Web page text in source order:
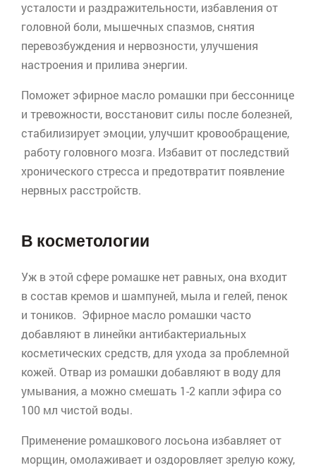
усталости и раздражительности, избавления от
головной боли, мышечных спазмов, снятия
перевозбуждения и нервозности, улучшения
настроения и прилива энергии.
Поможет эфирное масло ромашки при бессоннице
и тревожности, восстановит силы после болезней,
стабилизирует эмоции, улучшит кровообращение,
работу головного мозга. Избавит от последствий
хронического стресса и предотвратит появление
нервных расстройств.
В косметологии
Уж в этой сфере ромашке нет равных, она входит
в состав кремов и шампуней, мыла и гелей, пенок
и тоников. Эфирное масло ромашки часто
добавляют в линейки антибактериальных
косметических средств, для ухода за проблемной
кожей. Отвар из ромашки добавляют в воду для
умывания, а можно смешать 1-2 капли эфира со
100 мл чистой воды.
Применение ромашкового лосьона избавляет от
морщин, омолаживает и оздоровляет зрелую кожу,